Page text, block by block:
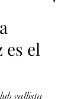
es el
vallista